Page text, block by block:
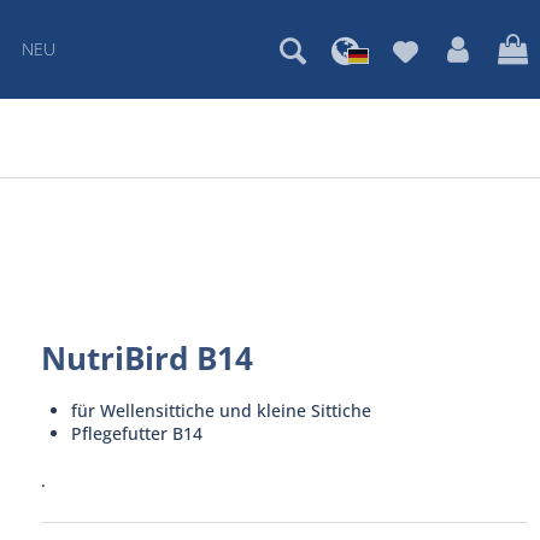
NEU
NutriBird B14
für Wellensittiche und kleine Sittiche
Pflegefutter B14
.